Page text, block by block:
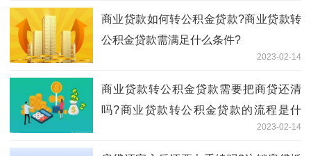
商业贷款如何转公积金贷款?商业贷款转
公积金贷款需满足什么条件?
2023-02-14
商业贷款转公积金贷款需要把商贷还清
吗?商业贷款转公积金贷款的流程是什
2023-02-14